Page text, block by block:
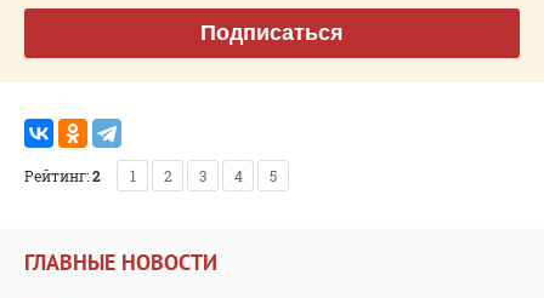
Подписаться
Рейтинг:2 1 2 3 4 5
ГЛАВНЫЕ НОВОСТИ